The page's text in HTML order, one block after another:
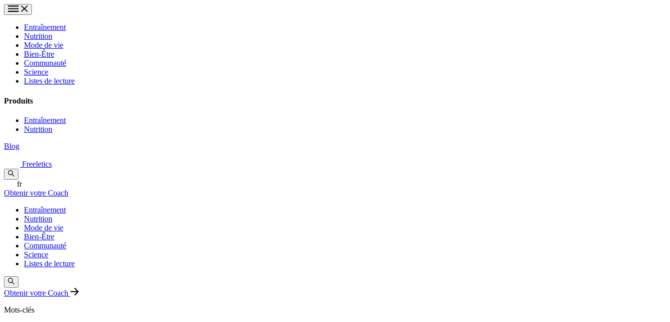
Entraînement
Nutrition
Mode de vie
Bien-Être
Communauté
Science
Listes de lecture
Produits
Entraînement
Nutrition
Blog
Freeletics
fr
Obtenir votre Coach
Entraînement
Nutrition
Mode de vie
Bien-Être
Communauté
Science
Listes de lecture
Obtenir votre Coach
Mots-clés